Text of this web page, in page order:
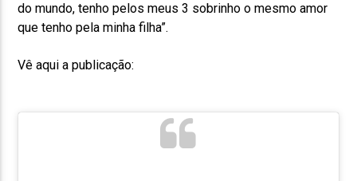
do mundo, tenho pelos meus 3 sobrinho o mesmo amor
que tenho pela minha filha”.
Vê aqui a publicação: